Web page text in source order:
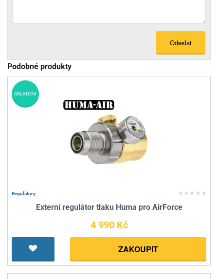
Odeslat
Podobné produkty
Regulátory
Externí regulátor tlaku Huma pro AirForce
4 990 Kč
ZAKOUPIT
SKLADEM